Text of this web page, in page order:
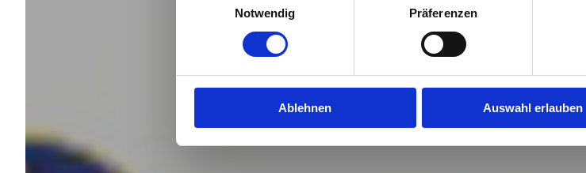
Notwendig
Präferenzen
Ablehnen Auswahl erlauben